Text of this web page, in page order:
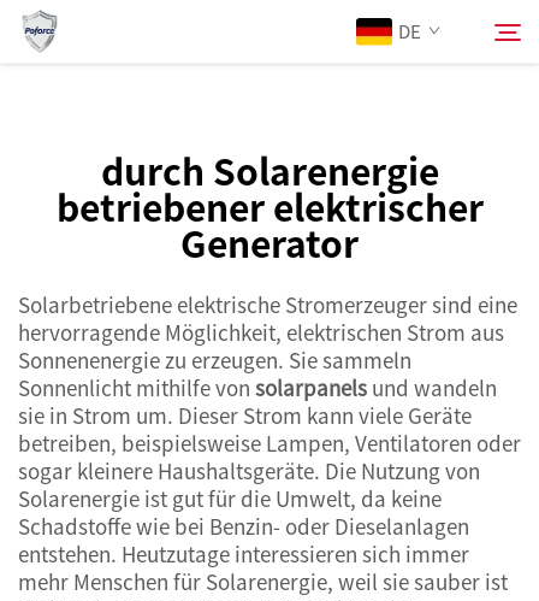
Solarpanels
und wandeln es in Strom um. Dies...">
DE
Produkte
Dienstleistungen
Neuigkeiten
Kontaktieren Sie uns
durch Solarenergie
betriebener elektrischer
Generator
Solarbetriebene elektrische Stromerzeuger sind eine
hervorragende Möglichkeit, elektrischen Strom aus
Sonnenenergie zu erzeugen. Sie sammeln
Sonnenlicht mithilfe von solarpanels und wandeln
sie in Strom um. Dieser Strom kann viele Geräte
betreiben, beispielsweise Lampen, Ventilatoren oder
sogar kleinere Haushaltsgeräte. Die Nutzung von
Solarenergie ist gut für die Umwelt, da keine
Schadstoffe wie bei Benzin- oder Dieselanlagen
entstehen. Heutzutage interessieren sich immer
mehr Menschen für Solarenergie, weil sie sauber ist